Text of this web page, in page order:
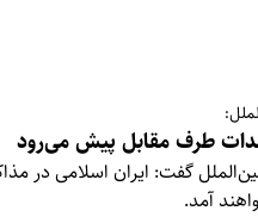
طرف مقابل پیش می‌رود
گفت: ایران اسلامی در
آمد.